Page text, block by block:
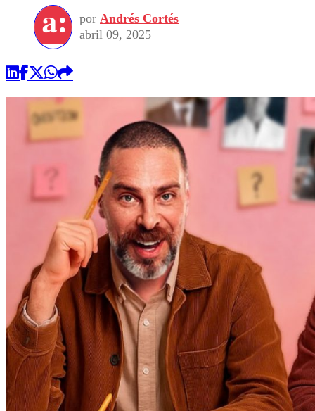
por Andrés Cortés
abril 09, 2025